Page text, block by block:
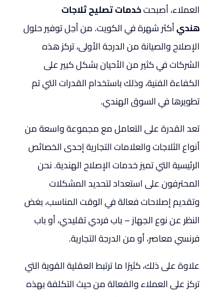
العملاء، أصبحتخدمات تصليح ثلاجات
هنديأكثر شهرة في الكويت. من أجل توفير حلول
الإصلاح والصيانة من الدرجة الأولى، تركز هذه
الشركات في كثير من الأحيان بشكل كبير على
الكفاءة الفنية، وذلك باستخدام القدرات التي تم
تطويرها في السوق الهندي.
تعد القدرة على التعامل مع مجموعة واسعة من
أنواع الثلاجات والعلامات التجارية إحدى الخصائص
الرئيسية التي تميز خدمات الإصلاح الهندية. نحن
المحترفون على استعداد لتحديد المشكلات
وتقديم إصلاحات فعالة في الوقت المناسب، بغض
النظر عن نوع الجهاز – باب فردي تقليدي، أو باب
فرنسي معاصر، أو من الدرجة التجارية.
علاوة على ذلك، كثيرًا ما ترتبط العقلية القوية التي
تركز على العملاء والفعالة من حيث التكلفة بهذه